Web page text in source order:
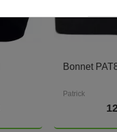
Bonnet
Patrick